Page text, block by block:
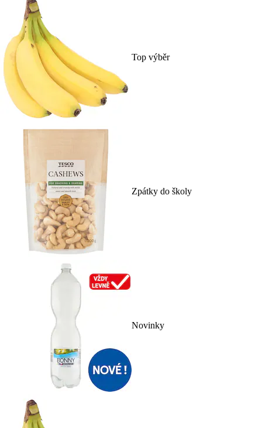
Top výběr
Zpátky do školy
Novinky